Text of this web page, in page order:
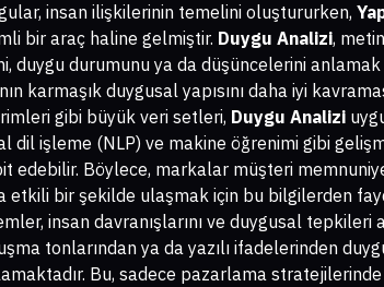
insan ilişkilerinin temelini oluştururken,
bir araç haline gelmiştir. Duygu Analizi,
duygu durumunu ya da düşüncelerini
karmaşık duygusal yapısını daha iyi
gibi büyük veri setleri, Duygu Analizi
dil işleme (NLP) ve makine öğrenimi gibi
edebilir. Böylece, markalar müşteri
etkili bir şekilde ulaşmak için bu bilgilerden
insan davranışlarını ve duygusal
tonlarından ya da yazılı ifadelerinden
Bu, sadece pazarlama